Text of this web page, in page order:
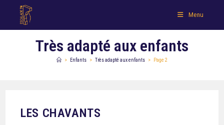
Menu
Très adapté aux enfants
> Enfants > Très adapté aux enfants > Page 2
LES CHAVANTS